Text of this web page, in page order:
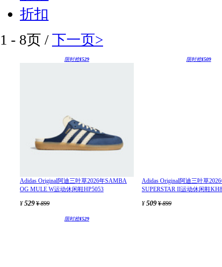
折扣
1 - 8页 / 下一页>
限时抢¥529
Adidas Original阿迪三叶草2026年SAMBA
OG MULE W运动休闲鞋HP5053
¥529 ¥899
限时抢¥509
Adidas Original阿迪三叶草
SUPERSTAR II运动休闲鞋
¥509 ¥899
限时抢¥529